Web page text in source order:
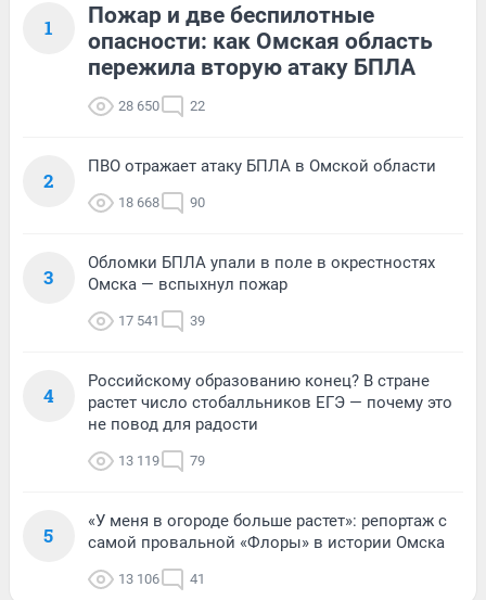
1
Пожар и две беспилотные
опасности: как Омская область
пережила вторую атаку БПЛА
28 650 22
2
ПВО отражает атаку БПЛА в Омской области
18 668 90
3
Обломки БПЛА упали в поле в окрестностях
Омска — вспыхнул пожар
17 541 39
4
Российскому образованию конец? В стране
растет число стобалльников ЕГЭ — почему это
не повод для радости
13 119 79
5
«У меня в огороде больше растет»: репортаж с
самой провальной «Флоры» в истории Омска
13 106 41